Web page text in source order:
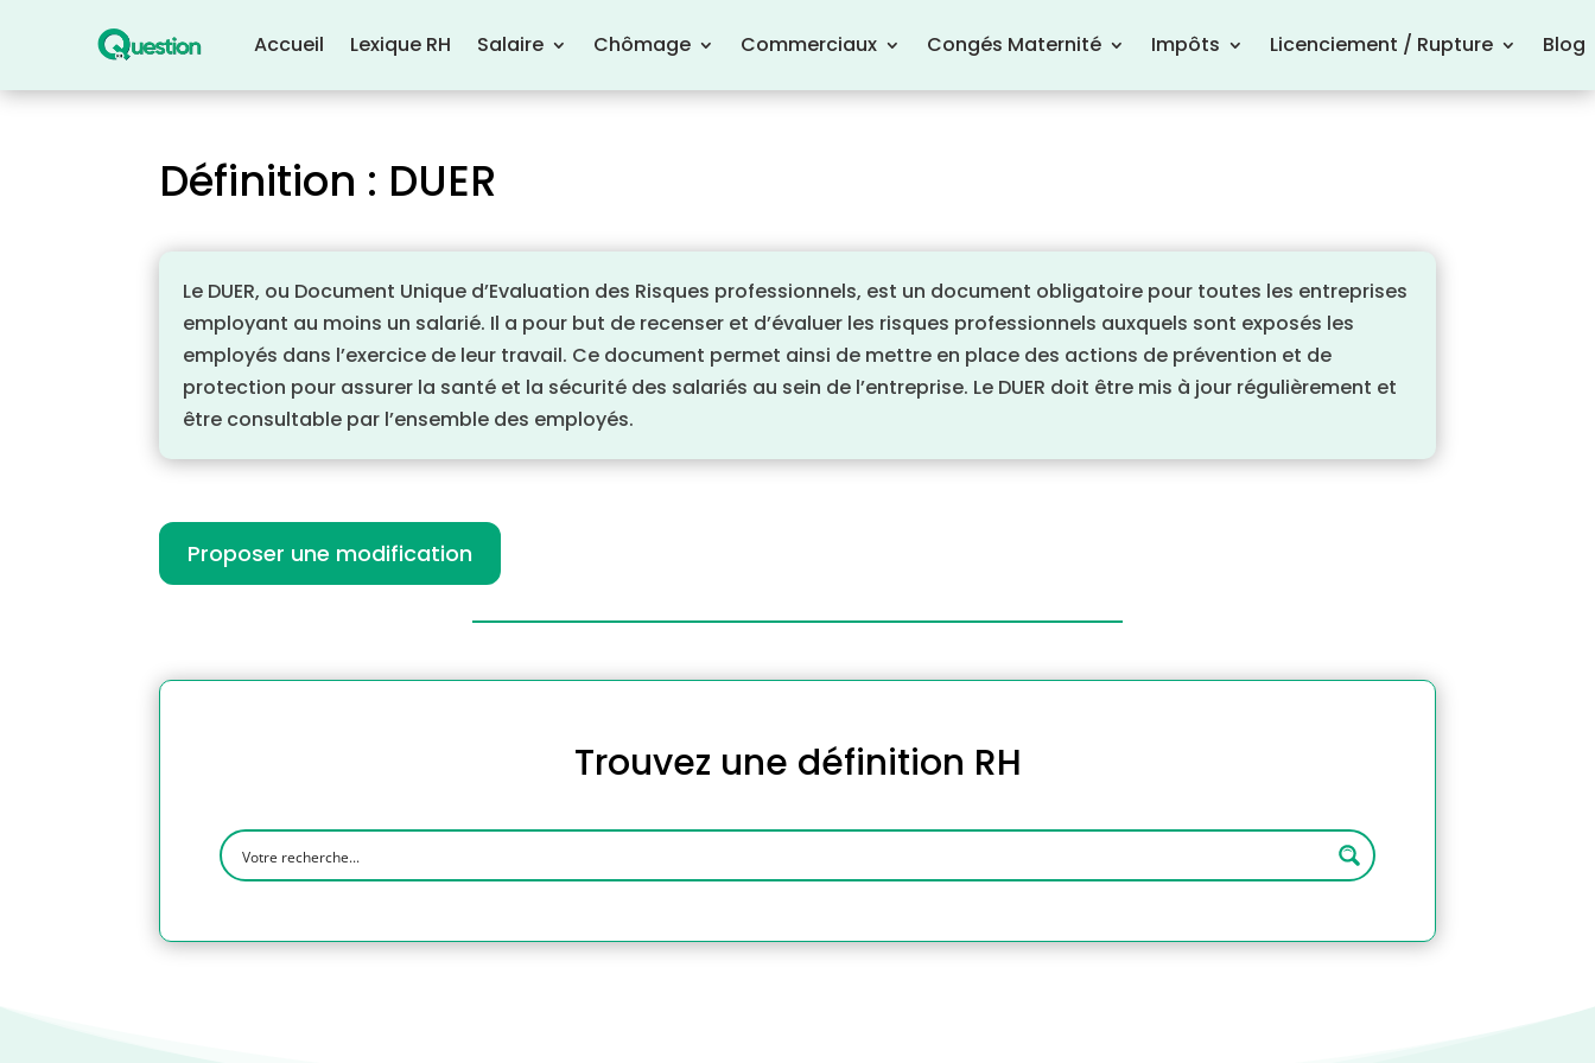
Accueil Lexique RH Salaire Chômage Commerciaux Congés Maternité Impôts Licenciement / Rupture Blog
Définition : DUER
Le DUER, ou Document Unique d’Evaluation des Risques professionnels, est un document obligatoire pour toutes les entreprises
employant au moins un salarié. Il a pour but de recenser et d’évaluer les risques professionnels auxquels sont exposés les
employés dans l’exercice de leur travail. Ce document permet ainsi de mettre en place des actions de prévention et de
protection pour assurer la santé et la sécurité des salariés au sein de l’entreprise. Le DUER doit être mis à jour régulièrement et
être consultable par l’ensemble des employés.
Proposer une modification
Trouvez une définition RH